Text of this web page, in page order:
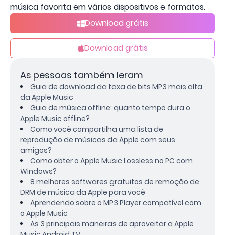
música favorita em vários dispositivos e formatos.
Download grátis
Download grátis
As pessoas também leram
Guia de download da taxa de bits MP3 mais alta
da Apple Music
Guia de música offline: quanto tempo dura o
Apple Music offline?
Como você compartilha uma lista de
reprodução de músicas da Apple com seus
amigos?
Como obter o Apple Music Lossless no PC com
Windows?
8 melhores softwares gratuitos de remoção de
DRM de música da Apple para você
Aprendendo sobre o MP3 Player compatível com
o Apple Music
As 3 principais maneiras de aproveitar a Apple